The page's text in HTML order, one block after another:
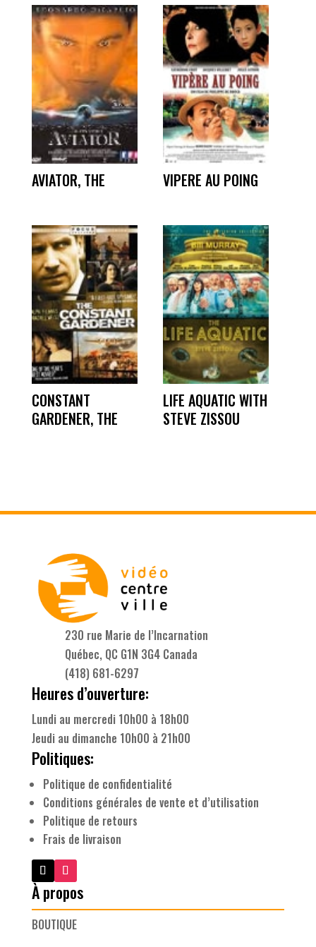
AVIATOR, THE VIPERE AU POING
CONSTANT
GARDENER, THE
LIFE AQUATIC WITH
STEVE ZISSOU
230 rue Marie de l’Incarnation
Québec, QC G1N 3G4 Canada
(418) 681-6297
Heures d’ouverture:
Lundi au mercredi 10h00 à 18h00
Jeudi au dimanche 10h00 à 21h00
Politiques:
Politique de confidentialité
Conditions générales de vente et d’utilisation
Politique de retours
Frais de livraison
À propos
BOUTIQUE